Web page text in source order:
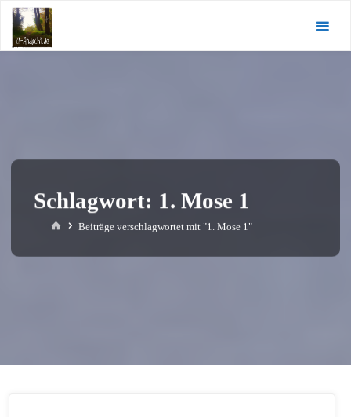
Zum
Inhalt
springen
Schlagwort: 1. Mose 1
StartBeiträge verschlagwortet mit "1. Mose 1"